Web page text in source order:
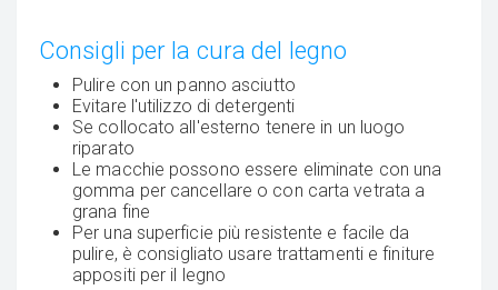
Consigli per la cura del legno
Pulire con un panno asciutto
Evitare l'utilizzo di detergenti
Se collocato all'esterno tenere in un luogo
riparato
Le macchie possono essere eliminate con una
gomma per cancellare o con carta vetrata a
grana fine
Per una superficie più resistente e facile da
pulire, è consigliato usare trattamenti e finiture
appositi per il legno